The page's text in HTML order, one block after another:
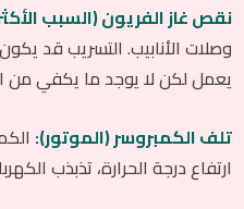
نقص غاز الفريون (السبب
وصلات الأنابيب. التسريب قد
يعمل لكن لا يوجد ما يكفي من
تلف الكمبروسر (الموتور):
ارتفاع درجة الحرارة، تذبذب